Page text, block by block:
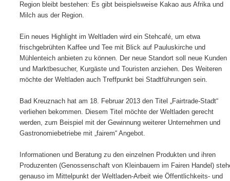
Region bleibt bestehen: Es gibt beispielsweise Kakao aus Afrika und
Milch aus der Region.
Ein neues Highlight im Weltladen wird ein Stehcafé, um etwa
frischgebrühten Kaffee und Tee mit Blick auf Pauluskirche und
Mühlenteich anbieten zu können. Der neue Standort soll neue Kunden
und Marktbesucher, Kurgäste und Touristen anziehen. Des Weiteren
möchte der Weltladen auch Treffpunkt bei Stadtführungen sein.
Bad Kreuznach hat am 18. Februar 2013 den Titel „Fairtrade-Stadt“
verliehen bekommen. Diesem Titel möchte der Weltladen gerecht
werden, zum Beispiel mit der Gewinnung weiterer Unternehmen und
Gastronomiebetriebe mit „fairem“ Angebot.
Informationen und Beratung zu den einzelnen Produkten und ihren
Produzenten (Genossenschaft von Kleinbauern im Fairen Handel)
genauso im Mittelpunkt der Weltladen-Arbeit wie Öffentlichkeits- und